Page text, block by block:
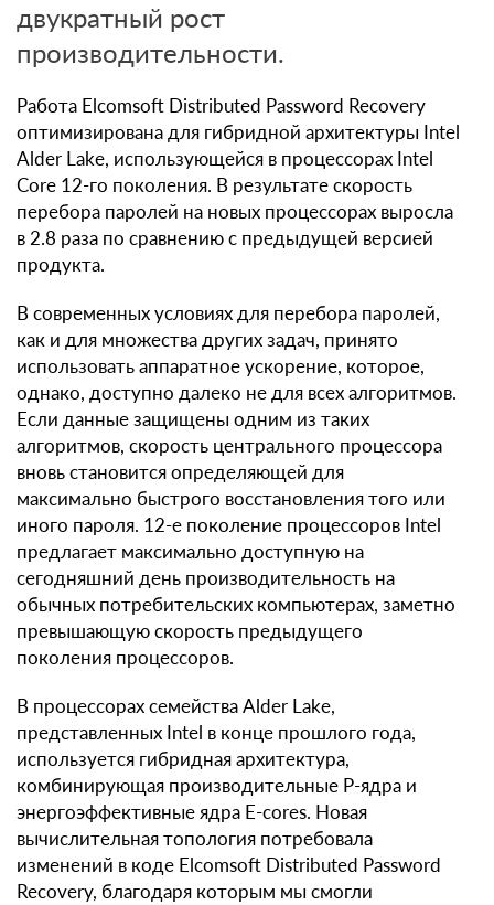
двукратный рост
производительности.
Работа Elcomsoft Distributed Password Recovery
оптимизирована для гибридной архитектуры Intel
Alder Lake, использующейся в процессорах Intel
Core 12-го поколения. В результате скорость
перебора паролей на новых процессорах выросла
в 2.8 раза по сравнению с предыдущей версией
продукта.
В современных условиях для перебора паролей,
как и для множества других задач, принято
использовать аппаратное ускорение, которое,
однако, доступно далеко не для всех алгоритмов.
Если данные защищены одним из таких
алгоритмов, скорость центрального процессора
вновь становится определяющей для
максимально быстрого восстановления того или
иного пароля. 12-е поколение процессоров Intel
предлагает максимально доступную на
сегодняшний день производительность на
обычных потребительских компьютерах, заметно
превышающую скорость предыдущего
поколения процессоров.
В процессорах семейства Alder Lake,
представленных Intel в конце прошлого года,
используется гибридная архитектура,
комбинирующая производительные P-ядра и
энергоэффективные ядра E-cores. Новая
вычислительная топология потребовала
изменений в коде Elcomsoft Distributed Password
Recovery, благодаря которым мы смогли